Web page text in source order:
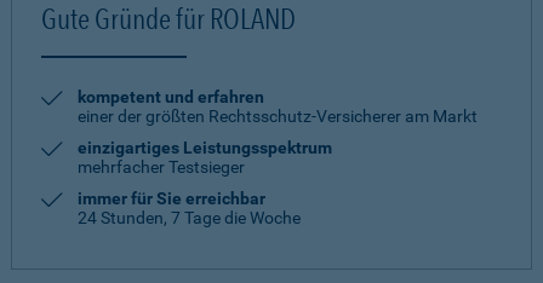
Gute Gründe für ROLAND
kompetent und erfahren
einer der größten Rechtsschutz-Versicherer am Markt
einzigartiges Leistungsspektrum
mehrfacher Testsieger
immer für Sie erreichbar
24 Stunden, 7 Tage die Woche